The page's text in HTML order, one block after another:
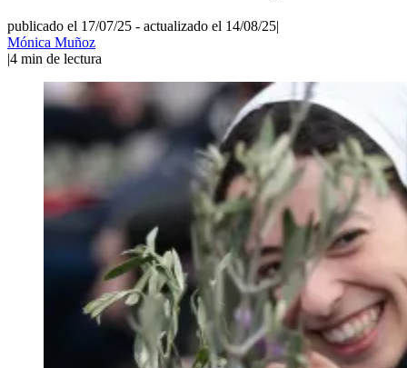
publicado el 17/07/25 - actualizado el 14/08/25|
Mónica Muñoz
|4 min de lectura